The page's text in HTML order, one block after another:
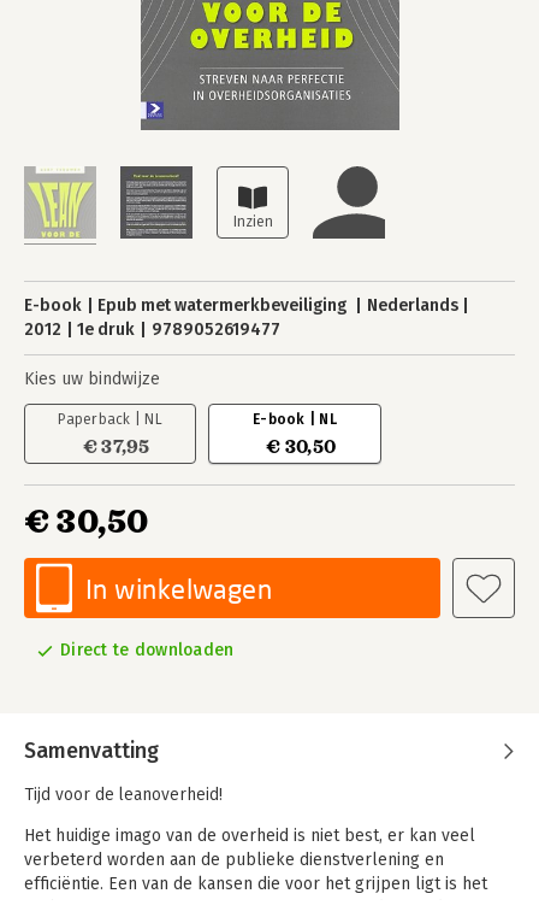
E-book Epub met watermerkbeveiliging
Nederlands
2012
1e druk 9789052619477
Kies uw bindwijze
Paperback | NL
€ 37,95
E-book | NL
€ 30,50
€ 30,50
In winkelwagen
Direct te downloaden
Samenvatting
Tijd voor de leanoverheid!
Het huidige imago van de overheid is niet best, er kan veel
verbeterd worden aan de publieke dienstverlening en
efficiëntie. Een van de kansen die voor het grijpen ligt is het